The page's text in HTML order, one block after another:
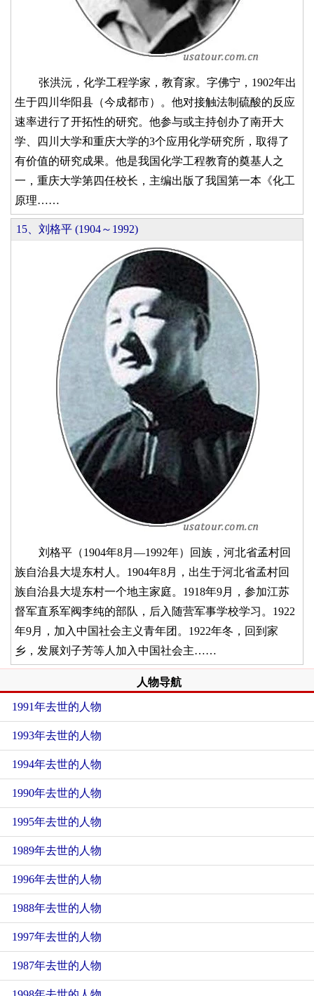
张洪沅，化学工程学家，教育家。字佛宁，1902年出
生于四川华阳县（今成都市）。他对接触法制硫酸的反应
速率进行了开拓性的研究。他参与或主持创办了南开大
学、四川大学和重庆大学的3个应用化学研究所，取得了
有价值的研究成果。他是我国化学工程教育的奠基人之
一，重庆大学第四任校长，主编出版了我国第一本《化工
原理……
15、刘格平 (1904～1992)
刘格平（1904年8月—1992年）回族，河北省孟村回
族自治县大堤东村人。1904年8月，出生于河北省孟村回
族自治县大堤东村一个地主家庭。1918年9月，参加江苏
督军直系军阀李纯的部队，后入随营军事学校学习。1922
年9月，加入中国社会主义青年团。1922年冬，回到家
乡，发展刘子芳等人加入中国社会主……
人物导航
1991年去世的人物
1993年去世的人物
1994年去世的人物
1990年去世的人物
1995年去世的人物
1989年去世的人物
1996年去世的人物
1988年去世的人物
1997年去世的人物
1987年去世的人物